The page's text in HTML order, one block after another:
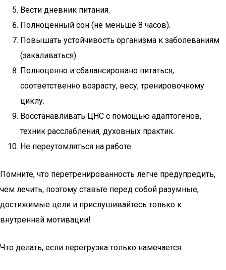
Вести дневник питания.
Полноценный сон (не меньше 8 часов).
Повышать устойчивость организма к заболеваниям
(закаливаться).
Полноценно и сбалансировано питаться,
соответственно возрасту, весу, тренировочному
циклу.
Восстанавливать ЦНС с помощью адаптогенов,
техник расслабления, духовных практик.
Не переутомляться на работе.
Помните, что перетренированность легче предупредить,
чем лечить, поэтому ставьте перед собой разумные,
достижимые цели и прислушивайтесь только к
внутренней мотивации!
Что делать, если перегрузка только намечается